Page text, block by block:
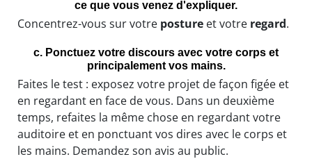
ce que vous venez d'expliquer.
Concentrez-vous sur votre posture et votre regard.
c. Ponctuez votre discours avec votre corps et
principalement vos mains.
Faites le test : exposez votre projet de façon figée et
en regardant en face de vous. Dans un deuxième
temps, refaites la même chose en regardant votre
auditoire et en ponctuant vos dires avec le corps et
les mains. Demandez son avis au public.